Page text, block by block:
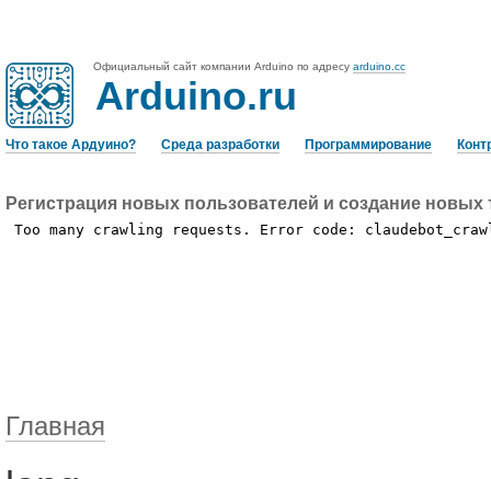
Официальный сайт компании Arduino по адресу arduino.cc
Arduino.ru
Что такое Ардуино? Среда разработки Программирование
Регистрация новых пользователей и создание
Главная